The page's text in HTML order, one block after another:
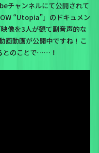
チャンネルにて公開されて
“Utopia”」 のドキュメン
像を3人が観て副音声的な
画動画が公開中ですね！こ
とのことで……！